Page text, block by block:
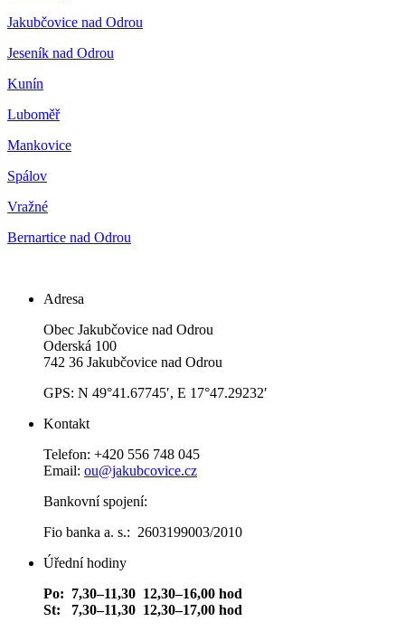
Jakubčovice nad Odrou
Jeseník nad Odrou
Kunín
Luboměř
Mankovice
Spálov
Vražné
Bernartice nad Odrou
Adresa
Obec Jakubčovice nad Odrou
Oderská 100
742 36 Jakubčovice nad Odrou
GPS: N 49°41.67745′, E 17°47.29232′
Kontakt
Telefon: +420 556 748 045
Email: ou@jakubcovice.cz
Bankovní spojení:
Fio banka a. s.: 2603199003/2010
Úřední hodiny
Po: 7,30–11,30 12,30–16,00 hod
St: 7,30–11,30 12,30–17,00 hod